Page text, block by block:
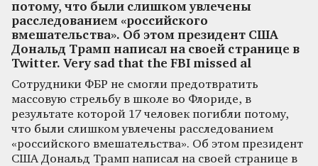
потому, что были слишком увлечены
расследованием «российского
вмешательства». Об этом президент США
Дональд Трамп написал на своей странице в
Twitter. Very sad that the FBI missed al
Сотрудники ФБР не смогли предотвратить
массовую стрельбу в школе во Флориде, в
результате которой 17 человек погибли потому,
что были слишком увлечены расследованием
«российского вмешательства». Об этом президент
США Дональд Трамп написал на своей странице в